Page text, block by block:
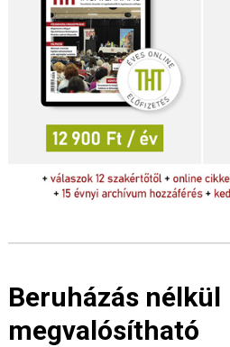
Beruházás nélkül
megvalósítható